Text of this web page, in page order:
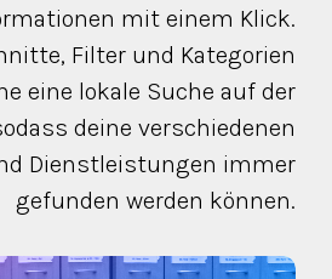
mit einem Klick.
Filter und Kategorien
eine lokale Suche auf der
deine verschiedenen
Dienstleistungen immer
gefunden werden können.